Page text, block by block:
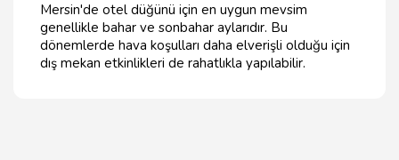
Mersin'de otel düğünü için en uygun mevsim
genellikle bahar ve sonbahar aylarıdır. Bu
dönemlerde hava koşulları daha elverişli olduğu için
dış mekan etkinlikleri de rahatlıkla yapılabilir.